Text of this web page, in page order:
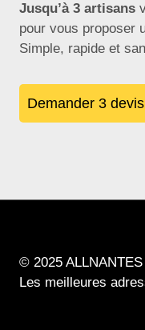
Jusqu’à 3 artisans
pour vous proposer
Simple, rapide et
Demander 3
© 2025 ALLNANTES
Les meilleures